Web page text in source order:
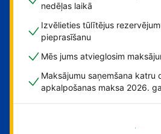
nedēļas laikā
Izvēlieties tūlītējus
pieprasīšanu
Mēs jums atvieglosim
Maksājumu saņemšana katru
apkalpošanas maksa 2026.
Sāciet tūlīt!